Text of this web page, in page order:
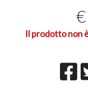
€
Il prodotto non